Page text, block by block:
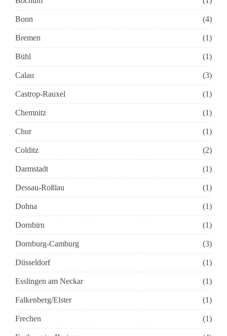
Bonn (4)
Bremen (1)
Bühl (1)
Calau (3)
Castrop-Rauxel (1)
Chemnitz (1)
Chur (1)
Colditz (2)
Darmstadt (1)
Dessau-Roßlau (1)
Dohna (1)
Dornbirn (1)
Dornburg-Camburg (3)
Düsseldorf (1)
Esslingen am Neckar (1)
Falkenberg/Elster (1)
Frechen (1)